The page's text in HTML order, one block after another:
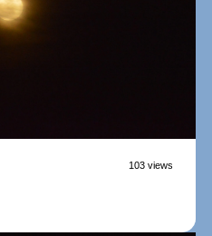
103 views